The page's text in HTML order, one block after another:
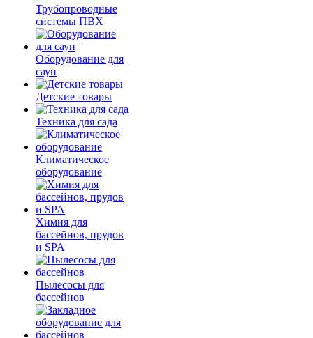
Трубопроводные
системы ПВХ
Оборудование для
саун
Детские товары
Техника для сада
Климатическое
оборудование
Химия для
бассейнов, прудов
и SPA
Пылесосы для
бассейнов